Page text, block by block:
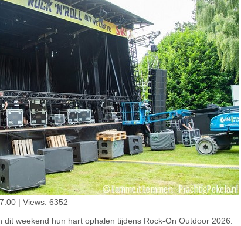
| Views: 6352
dit weekend hun hart ophalen tijdens Rock-On Outdoor 2026.